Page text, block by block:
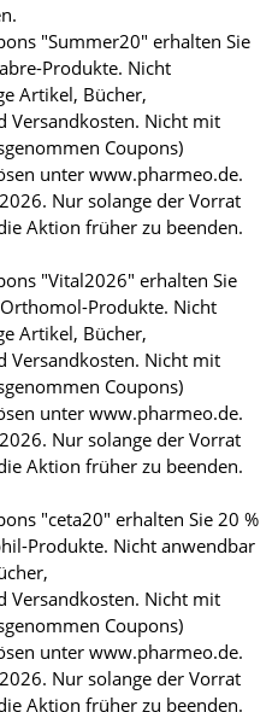
"Summer20" erhalten Sie
Produkte. Nicht
Artikel, Bücher,
Versandkosten. Nicht mit
Coupons)
unter www.pharmeo.de.
Nur solange der Vorrat
Aktion früher zu beenden.
"Vital2026" erhalten Sie
Produkte. Nicht
Artikel, Bücher,
Versandkosten. Nicht mit
Coupons)
unter www.pharmeo.de.
Nur solange der Vorrat
Aktion früher zu beenden.
"ceta20" erhalten Sie 20 %
Produkte. Nicht anwendbar
Versandkosten. Nicht mit
Coupons)
unter www.pharmeo.de.
Nur solange der Vorrat
Aktion früher zu beenden.